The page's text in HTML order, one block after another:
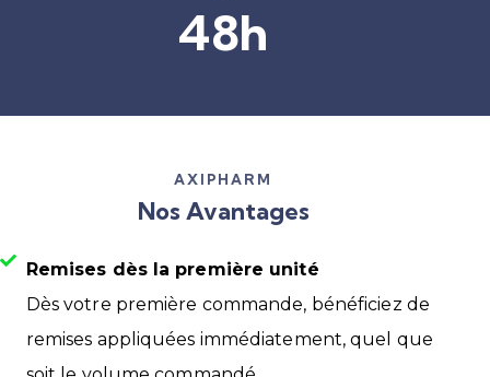
48h
AXIPHARM
Nos Avantages
Remises dès la première unité
Dès votre première commande, bénéficiez de
remises appliquées immédiatement, quel que